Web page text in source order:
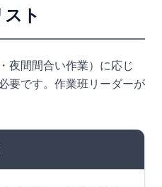
ト
夜間間合い作業）に応じ
要です。作業班リーダーが